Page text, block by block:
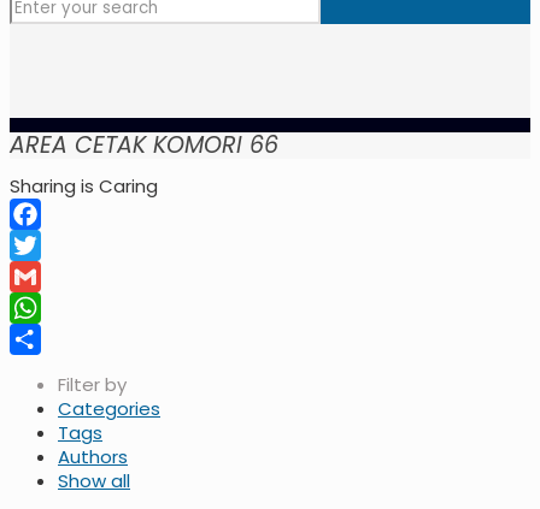
AREA CETAK KOMORI 66
Sharing is Caring
Facebook
Twitter
Gmail
WhatsApp
Filter by
Categories
Tags
Authors
Show all